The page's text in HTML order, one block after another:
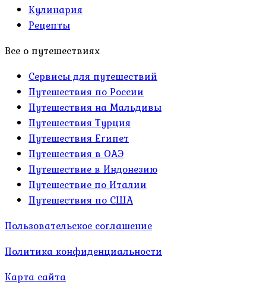
Кулинария
Рецепты
Все о путешествиях
Сервисы для путешествий
Путешествия по России
Путешествия на Мальдивы
Путешествия Турция
Путешествия Египет
Путешествия в ОАЭ
Путешествие в Индонезию
Путешествие по Италии
Путешествия по США
Пользовательское соглашение
Политика конфиденциальности
Карта сайта